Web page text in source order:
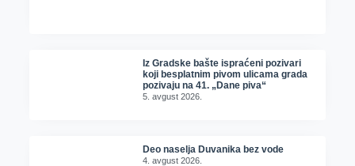
Iz Gradske bašte ispraćeni pozivari
koji besplatnim pivom ulicama grada
pozivaju na 41. „Dane piva“
5. avgust 2026.
Deo naselja Duvanika bez vode
4. avgust 2026.